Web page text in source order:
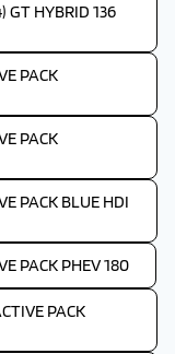
GT HYBRID 136
PACK
PACK
PACK BLUE HDI
PACK PHEV 180
PACK